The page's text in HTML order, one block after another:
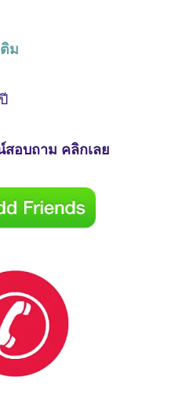
ม
สอบถาม คลิกเลย